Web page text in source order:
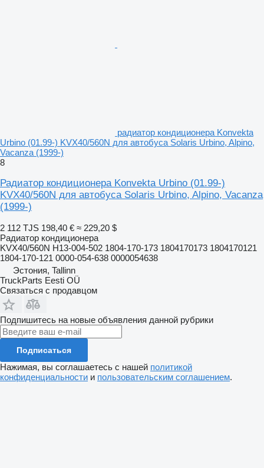
радиатор кондиционера Konvekta
Urbino (01.99-) KVX40/560N для автобуса Solaris Urbino, Alpino,
Vacanza (1999-)
8
Радиатор кондиционера Konvekta Urbino (01.99-)
KVX40/560N для автобуса Solaris Urbino, Alpino, Vacanza
(1999-)
2 112 TJS 198,40 € ≈ 229,20 $
Радиатор кондиционера
KVX40/560N H13-004-502 1804-170-173 1804170173 1804170121
1804-170-121 0000-054-638 0000054638
Эстония, Tallinn
TruckParts Eesti OÜ
Связаться с продавцом
Подпишитесь на новые объявления данной рубрики
Подписаться
Нажимая, вы соглашаетесь с нашей политикой
конфиденциальности и пользовательским соглашением.